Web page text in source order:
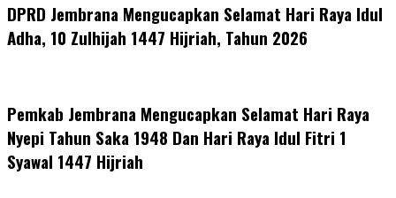
DPRD Jembrana Mengucapkan Selamat Hari Raya Idul
Adha, 10 Zulhijah 1447 Hijriah, Tahun 2026
Pemkab Jembrana Mengucapkan Selamat Hari Raya
Nyepi Tahun Saka 1948 Dan Hari Raya Idul Fitri 1
Syawal 1447 Hijriah